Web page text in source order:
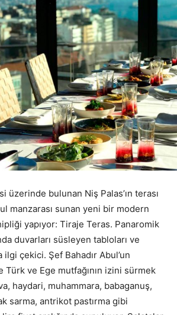
üzerinde bulunan Niş Palas’ın terası
manzarası sunan yeni bir modern
yapıyor: Tiraje Teras. Panaromik
duvarları süsleyen tabloları ve
ilgi çekici. Şef Bahadır Abul’un
Türk ve Ege mutfağının izini sürmek
haydari, muhammara, babaganuş,
sarma, antrikot pastırma gibi